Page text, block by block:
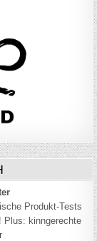
Produkt-Tests
Plus: kinngerechte